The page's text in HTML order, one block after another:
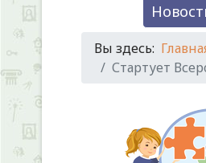
Вы здесь:
Стартует